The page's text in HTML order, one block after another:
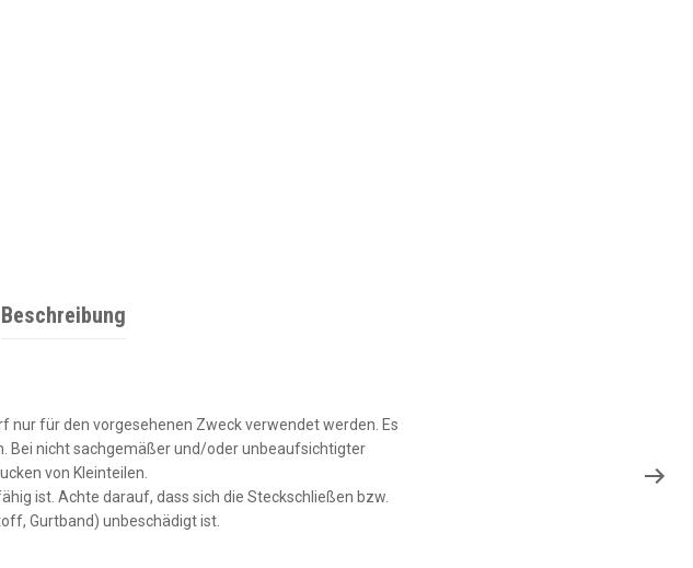
Beschreibung
nur für den vorgesehenen Zweck verwendet werden. Es
Bei nicht sachgemäßer und/oder unbeaufsichtigter
von Kleinteilen.
ist. Achte darauf, dass sich die Steckschließen bzw.
Gurtband) unbeschädigt ist.